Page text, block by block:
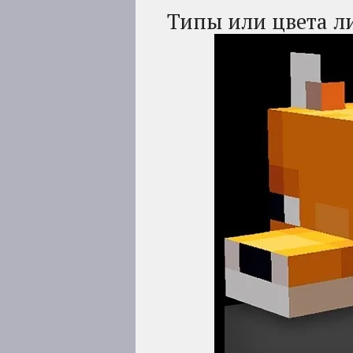
Типы или цвета